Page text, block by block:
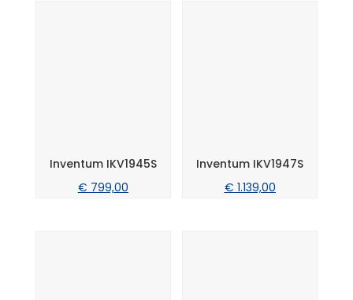
Inventum IKV1945S
€ 799,00
Inventum IKV1947S
€ 1.139,00